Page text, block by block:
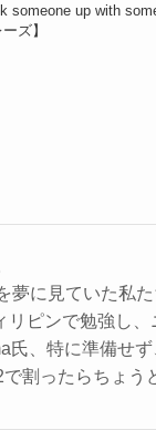
someone up with
ズ】
夢に見ていた私
ピンで勉強し
氏、特に準備せ
割ったらちょう